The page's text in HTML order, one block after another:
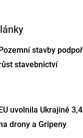
stavby
stavebnictví
uvolnila Ukrajině
drony a Gripeny